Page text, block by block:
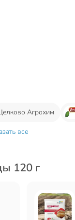
Агрохим
все
120 г